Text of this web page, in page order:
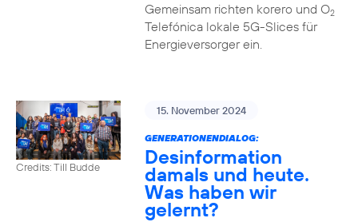
Gemeinsam richten korero und O2
Telefónica lokale 5G-Slices für
Energieversorger ein.
Credits: Till Budde
15. November 2024
GENERATIONENDIALOG:
Desinformation
damals und heute.
Was haben wir
gelernt?